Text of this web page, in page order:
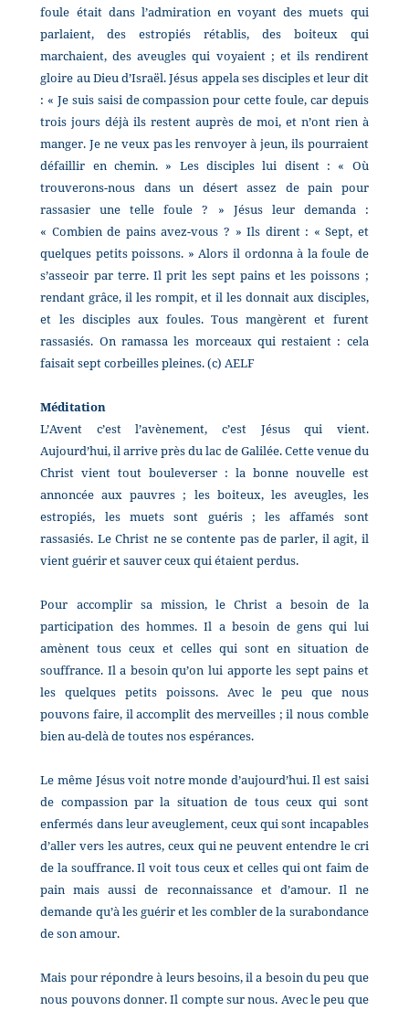
foule était dans l’admiration en voyant des muets qui
parlaient, des estropiés rétablis, des boiteux qui
marchaient, des aveugles qui voyaient ; et ils rendirent
gloire au Dieu d’Israël. Jésus appela ses disciples et leur dit
: « Je suis saisi de compassion pour cette foule, car depuis
trois jours déjà ils restent auprès de moi, et n’ont rien à
manger. Je ne veux pas les renvoyer à jeun, ils pourraient
défaillir en chemin. » Les disciples lui disent : « Où
trouverons-nous dans un désert assez de pain pour
rassasier une telle foule ? » Jésus leur demanda :
« Combien de pains avez-vous ? » Ils dirent : « Sept, et
quelques petits poissons. » Alors il ordonna à la foule de
s’asseoir par terre. Il prit les sept pains et les poissons ;
rendant grâce, il les rompit, et il les donnait aux disciples,
et les disciples aux foules. Tous mangèrent et furent
rassasiés. On ramassa les morceaux qui restaient : cela
faisait sept corbeilles pleines. (c) AELF
Méditation
L’Avent c’est l’avènement, c’est Jésus qui vient.
Aujourd’hui, il arrive près du lac de Galilée. Cette venue du
Christ vient tout bouleverser : la bonne nouvelle est
annoncée aux pauvres ; les boiteux, les aveugles, les
estropiés, les muets sont guéris ; les affamés sont
rassasiés. Le Christ ne se contente pas de parler, il agit, il
vient guérir et sauver ceux qui étaient perdus.
Pour accomplir sa mission, le Christ a besoin de la
participation des hommes. Il a besoin de gens qui lui
amènent tous ceux et celles qui sont en situation de
souffrance. Il a besoin qu’on lui apporte les sept pains et
les quelques petits poissons. Avec le peu que nous
pouvons faire, il accomplit des merveilles ; il nous comble
bien au-delà de toutes nos espérances.
Le même Jésus voit notre monde d’aujourd’hui. Il est saisi
de compassion par la situation de tous ceux qui sont
enfermés dans leur aveuglement, ceux qui sont incapables
d’aller vers les autres, ceux qui ne peuvent entendre le cri
de la souffrance. Il voit tous ceux et celles qui ont faim de
pain mais aussi de reconnaissance et d’amour. Il ne
demande qu’à les guérir et les combler de la surabondance
de son amour.
Mais pour répondre à leurs besoins, il a besoin du peu que
nous pouvons donner. Il compte sur nous. Avec le peu que